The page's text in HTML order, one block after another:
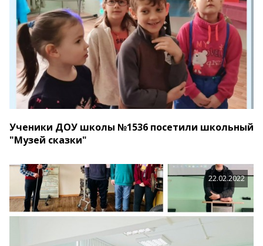
Ученики ДОУ школы №1536 посетили школьный
"Музей сказки"
22.02.2022